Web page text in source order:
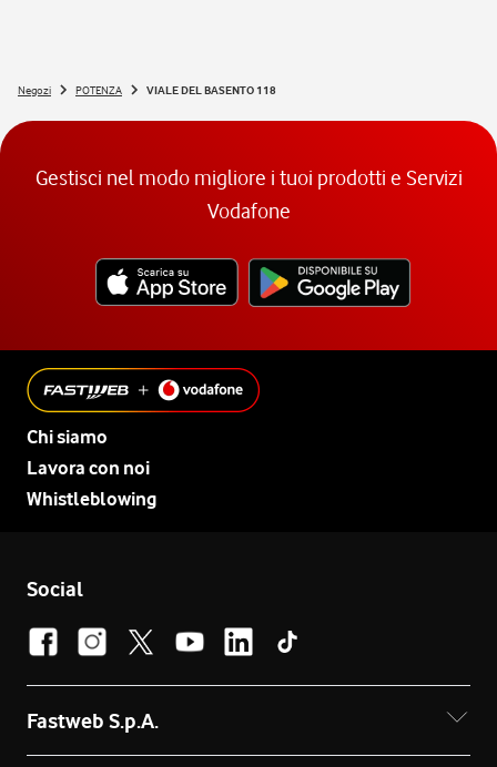
Negozi POTENZA VIALE DEL BASENTO 118
Gestisci nel modo migliore i tuoi prodotti e Servizi
Vodafone
Chi siamo
Lavora con noi
Whistleblowing
Social
Fastweb S.p.A.